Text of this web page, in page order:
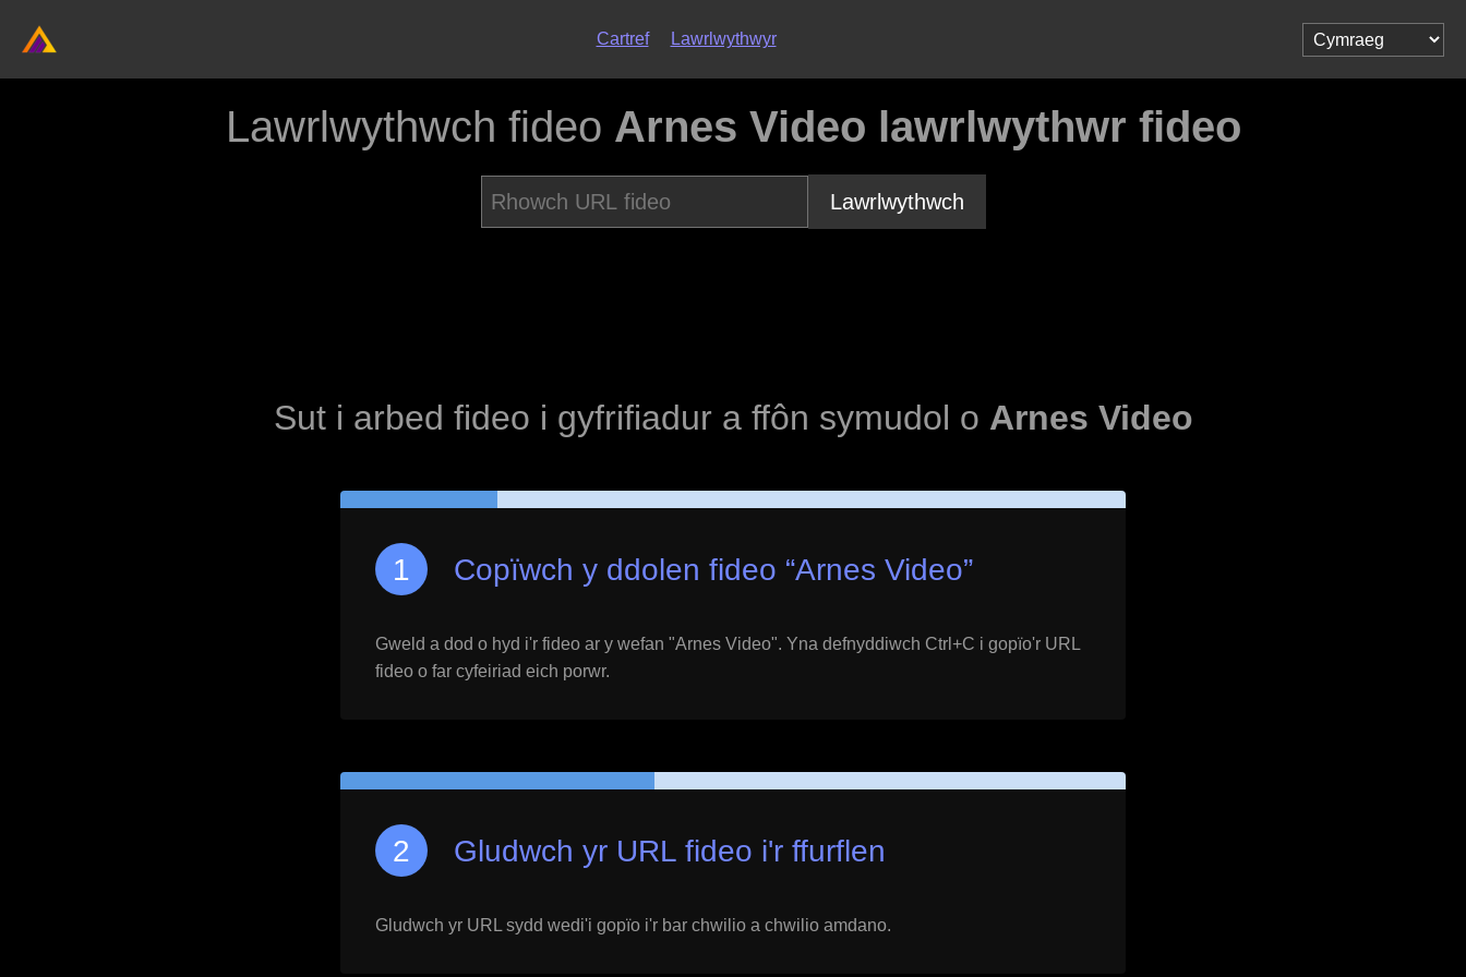
Cartref Lawrlwythwyr
Lawrlwythwch fideo Arnes Video lawrlwythwr fideo
Lawrlwythwch
Sut i arbed fideo i gyfrifiadur a ffôn symudol o Arnes Video
Copïwch y ddolen fideo “Arnes Video”
Gweld a dod o hyd i'r fideo ar y wefan "Arnes Video". Yna defnyddiwch Ctrl+C i gopïo'r URL
fideo o far cyfeiriad eich porwr.
Gludwch yr URL fideo i'r ffurflen
Gludwch yr URL sydd wedi'i gopïo i'r bar chwilio a chwilio amdano.